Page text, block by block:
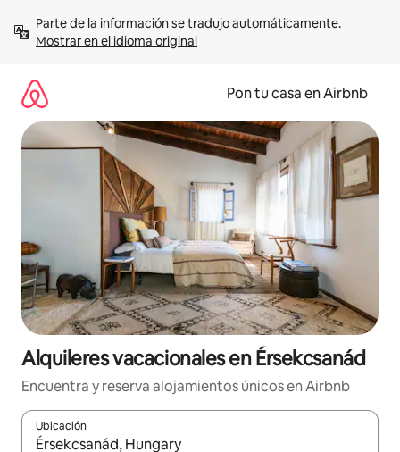
contenidoMostrar en el idioma original
Pon tu casa en Airbnb
Alquileres vacacionales en Érsekcsanád
Encuentra y reserva alojamientos únicos en Airbnb
Ubicación
Cuando los resultados estén disponibles, navega con las